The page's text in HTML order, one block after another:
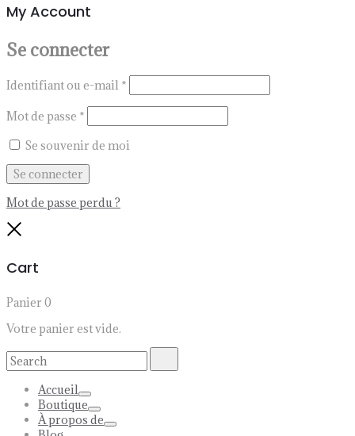
My Account
Se connecter
Identifiant ou e-mail *
Mot de passe *
Se souvenir de moi
Se connecter
Mot de passe perdu ?
Cart
Panier 0
Votre panier est vide.
Search
for:
Accueil
Toggle
Boutique
Toggle
À propos de
Toggle